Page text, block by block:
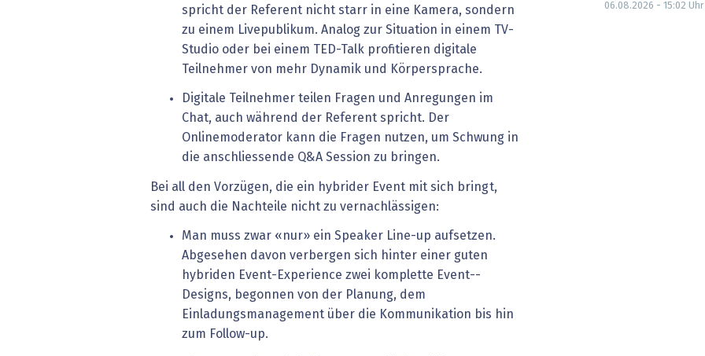
spricht der Referent nicht starr in eine Kamera, sondern
zu einem Livepublikum. Analog zur Situation in einem TV-
Studio oder bei einem TED-Talk profitieren digitale
Teilnehmer von mehr Dynamik und Körpersprache.
Digitale Teilnehmer teilen Fragen und Anregungen im
Chat, auch während der Referent spricht. Der
Onlinemoderator kann die Fragen nutzen, um Schwung in
die anschliessende Q&A Session zu bringen.
Bei all den Vorzügen, die ein hybrider Event mit sich bringt,
sind auch die Nachteile nicht zu vernachlässigen:
Man muss zwar «nur» ein Speaker Line-up aufsetzen.
Abgesehen davon verbergen sich hinter einer guten
hybriden Event-Experience zwei komplette Event-­
Designs, begonnen von der Planung, dem
Einladungsmanagement über die Kommunikation bis hin
zum Follow-up.
06.08.2026 - 15:02 Uhr